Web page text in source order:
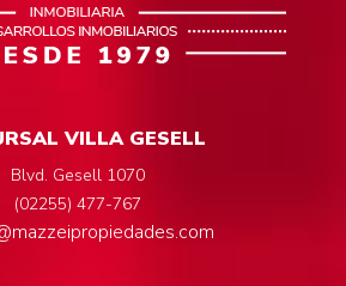
VILLA GESELL
Blvd. Gesell 1070
(02255) 477-767